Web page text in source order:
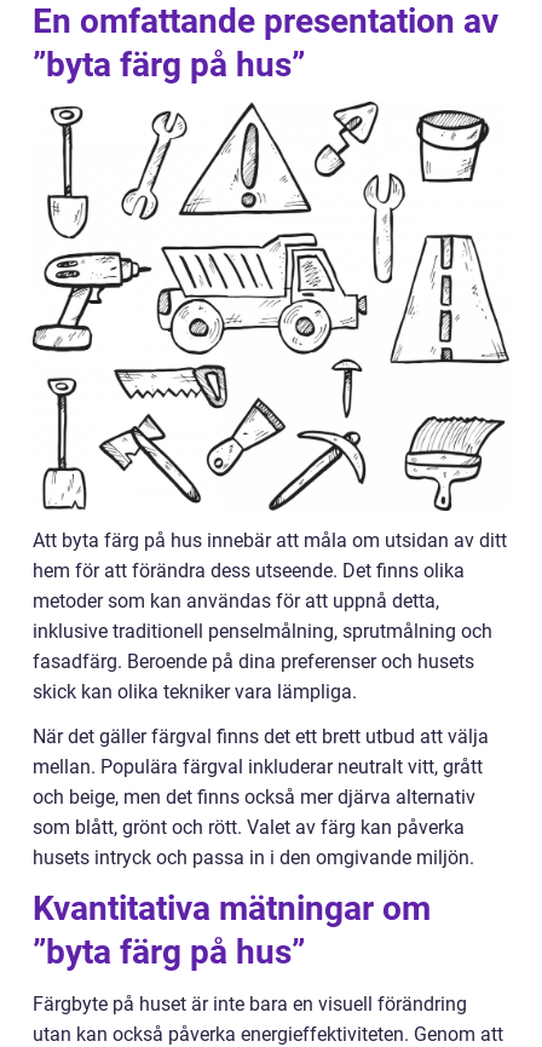
En omfattande presentation av
”byta färg på hus”
Att byta färg på hus innebär att måla om utsidan av ditt
hem för att förändra dess utseende. Det finns olika
metoder som kan användas för att uppnå detta,
inklusive traditionell penselmålning, sprutmålning och
fasadfärg. Beroende på dina preferenser och husets
skick kan olika tekniker vara lämpliga.
När det gäller färgval finns det ett brett utbud att välja
mellan. Populära färgval inkluderar neutralt vitt, grått
och beige, men det finns också mer djärva alternativ
som blått, grönt och rött. Valet av färg kan påverka
husets intryck och passa in i den omgivande miljön.
Kvantitativa mätningar om
”byta färg på hus”
Färgbyte på huset är inte bara en visuell förändring
utan kan också påverka energieffektiviteten. Genom att